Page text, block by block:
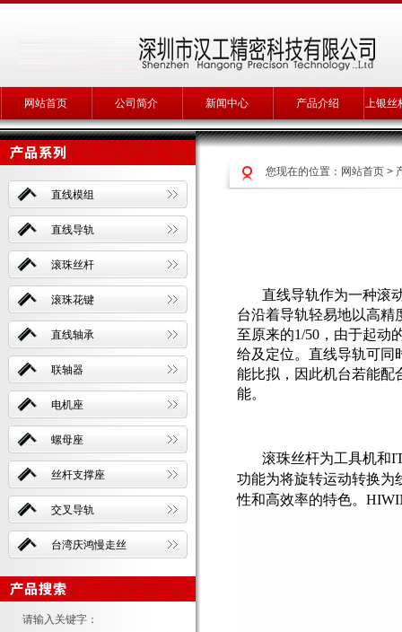
网站首页 公司简介 新闻中心 产品介绍 上银丝
直线模组
直线导轨
滚珠丝杆
滚珠花键
直线轴承
联轴器
电机座
螺母座
丝杆支撑座
交叉导轨
台湾庆鸿慢走丝
请输入关键字：
您现在的位置： 网站首页 >
直线导轨作为一种滚
台沿着导轨轻易地以高精
至原来的1/50，由于起动
给及定位。直线导轨可同
能比拟，因此机台若能配
能。
滚珠丝杆为工具机和
功能为将旋转运动转换为
性和高效率的特色。